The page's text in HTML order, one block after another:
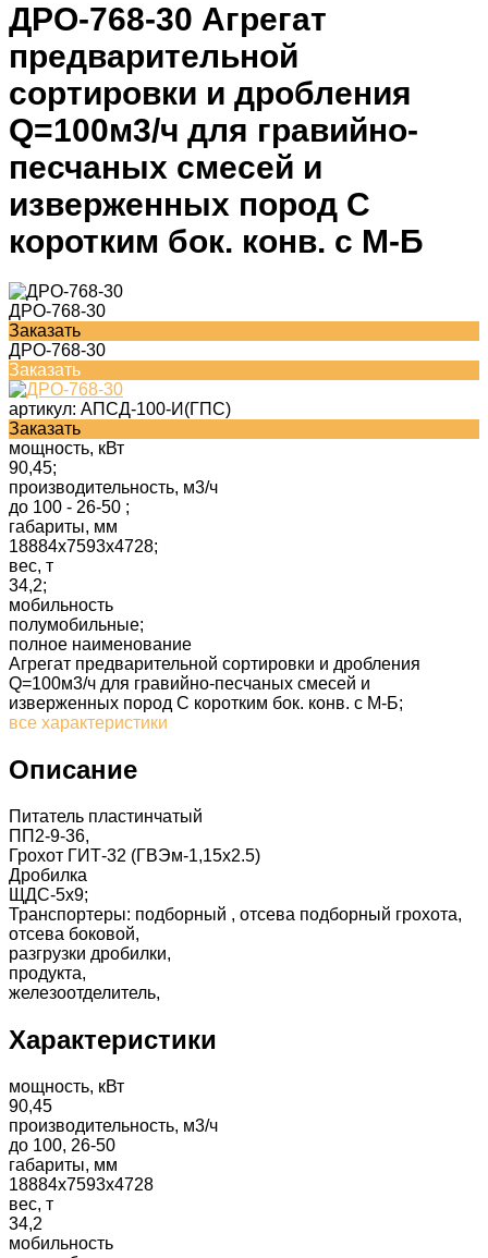
ДРО-768-30 Агрегат
предварительной
сортировки и дробления
Q=100м3/ч для гравийно-
песчаных смесей и
изверженных пород С
коротким бок. конв. с М-Б
ДРО-768-30
Заказать
ДРО-768-30
Заказать
артикул: АПСД-100-И(ГПС)
Заказать
мощность, кВт
90,45;
производительность, м3/ч
до 100 - 26-50 ;
габариты, мм
18884x7593x4728;
вес, т
34,2;
мобильность
полумобильные;
полное наименование
Агрегат предварительной сортировки и дробления
Q=100м3/ч для гравийно-песчаных смесей и
изверженных пород С коротким бок. конв. с М-Б;
все характеристики
Описание
Питатель пластинчатый
ПП2-9-36,
Грохот ГИТ-32 (ГВЭм-1,15х2.5)
Дробилка
ЩДС-5х9;
Транспортеры: подборный , отсева подборный грохота,
отсева боковой,
разгрузки дробилки,
продукта,
железоотделитель,
Характеристики
мощность, кВт
90,45
производительность, м3/ч
до 100, 26-50
габариты, мм
18884x7593x4728
вес, т
34,2
мобильность